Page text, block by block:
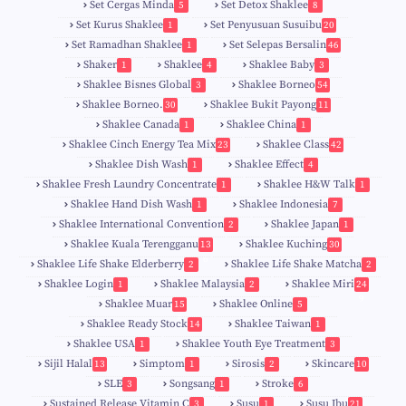
Set Cergas Minda 5 Set Detox Shaklee 8
Set Kurus Shaklee 1 Set Penyusuan Susuibu20
Set Ramadhan Shaklee 1 Set Selepas Bersalin46
Shaker 1 Shaklee 4 Shaklee Baby 3
Shaklee Bisnes Global 3 Shaklee Borneo 54
Shaklee Borneo. 30 Shaklee Bukit Payong 11
Shaklee Canada 1 Shaklee China 1
Shaklee Cinch Energy Tea Mix23 Shaklee Class42
Shaklee Dish Wash 1 Shaklee Effect 4
Shaklee Fresh Laundry Concentrate 1 Shaklee H&W Talk 1
Shaklee Hand Dish Wash 1 Shaklee Indonesia 7
Shaklee International Convention 2 Shaklee Japan 1
Shaklee Kuala Terengganu 13
Shaklee Kuching30
Shaklee Life Shake Elderberry 2 Shaklee Life Shake Matcha 2
Shaklee Login 1 Shaklee Malaysia 2 Shaklee Miri 24
Shaklee Muar 15
8
Shaklee Online 5
Shaklee Ready Stock 14 Shaklee Taiwan 1
Shaklee USA 1 Shaklee Youth Eye Treatment 3
Sijil Halal 13 Simptom 1 Sirosis 2 Skincare 10
SLE 3 Songsang 1 Stroke 6
Sustained Release Vitamin C Susu Susu Ibu